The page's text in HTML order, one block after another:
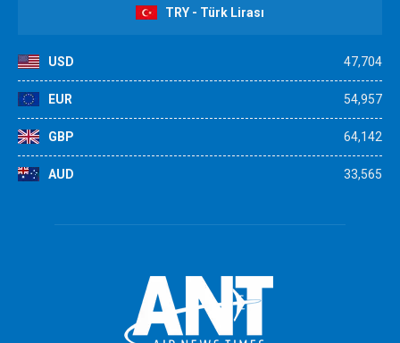
TRY - Türk Lirası
USD 47,704
EUR 54,957
GBP 64,142
AUD 33,565